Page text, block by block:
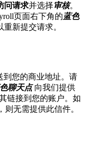
问请求并选择审核。
页面右下角的蓝色
新提交请求。
到您的商业地址。请
聊天点向我们提供
链接到您的账户。如
则无需提供此信件。